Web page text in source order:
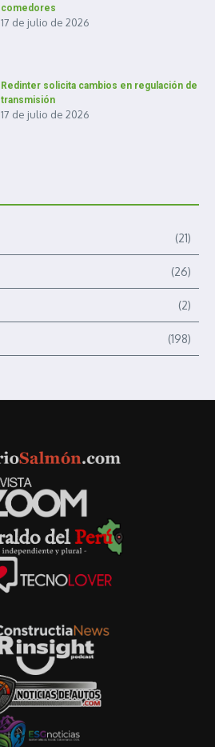
comedores
17 de julio de 2026
Redinter solicita cambios en regulación de
transmisión
17 de julio de 2026
(21)
(26)
(2)
(198)